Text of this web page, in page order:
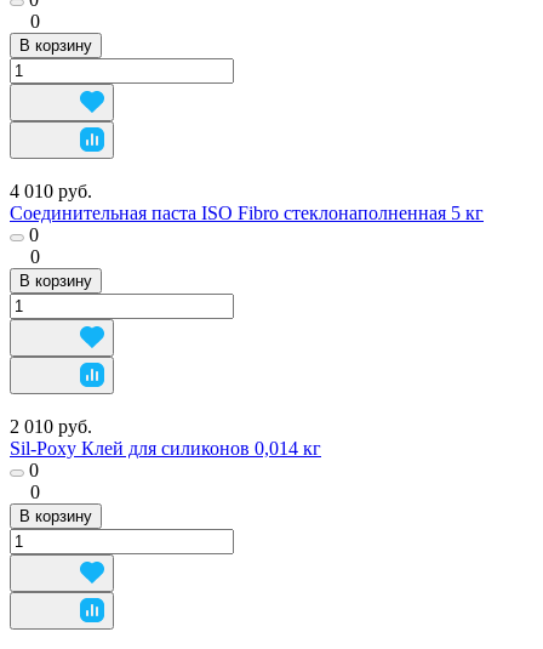
0
В корзину
4 010 руб.
Соединительная паста ISO Fibro стеклонаполненная 5 кг
0
0
В корзину
2 010 руб.
Sil-Poxy Клей для силиконов 0,014 кг
0
0
В корзину